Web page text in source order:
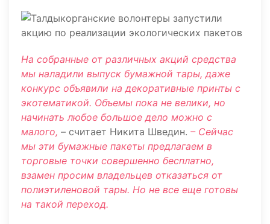
На собранные от различных акций средства
мы наладили выпуск бумажной тары, даже
конкурс объявили на декоративные принты с
экотематикой. Объемы пока не велики, но
начинать любое большое дело можно с
малого, – считает Никита Шведин. – Сейчас
мы эти бумажные пакеты предлагаем в
торговые точки совершенно бесплатно,
взамен просим владельцев отказаться от
полиэтиленовой тары. Но не все еще готовы
на такой переход.